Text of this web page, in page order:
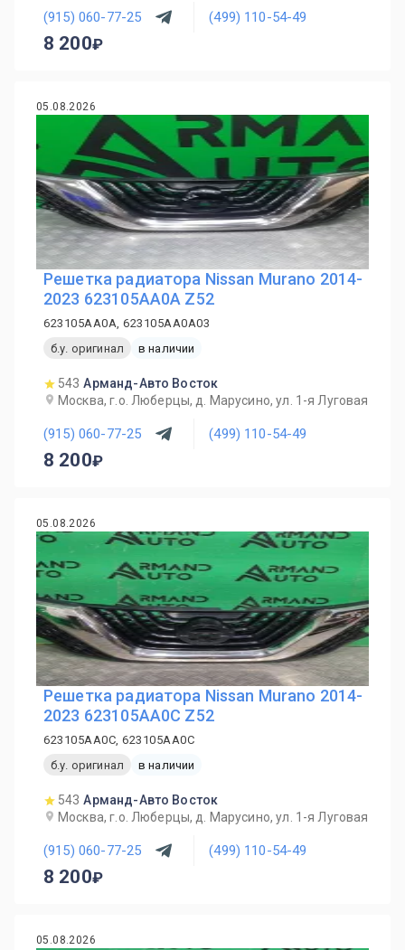
(915) 060-77-25 (499) 110-54-49
8 200
05.08.2026
Решетка радиатора Nissan Murano 2014-
2023 623105AA0A Z52
623105AA0A, 623105AA0A03
б.у. оригинал
в наличии
543 Арманд-Авто Восток
Москва, г.о. Люберцы, д. Марусино, ул. 1-я Луговая
(915) 060-77-25 (499) 110-54-49
8 200
05.08.2026
Решетка радиатора Nissan Murano 2014-
2023 623105AA0C Z52
623105AA0C, 623105AA0C
б.у. оригинал
в наличии
543 Арманд-Авто Восток
Москва, г.о. Люберцы, д. Марусино, ул. 1-я Луговая
(915) 060-77-25 (499) 110-54-49
8 200
05.08.2026